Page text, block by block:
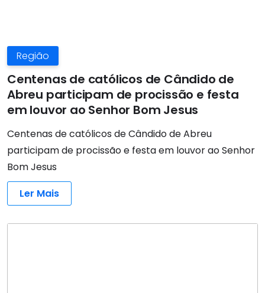
Região
Centenas de católicos de Cândido de
Abreu participam de procissão e festa
em louvor ao Senhor Bom Jesus
Centenas de católicos de Cândido de Abreu
participam de procissão e festa em louvor ao Senhor
Bom Jesus
Ler Mais